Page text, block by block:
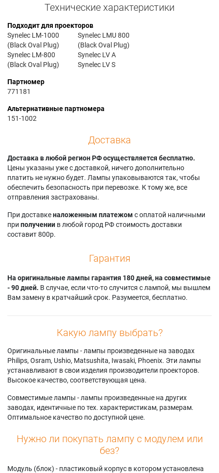
Технические характеристики
Подходит для проекторов
Synelec LM-1000
(Black Oval Plug)
Synelec LM-800
(Black Oval Plug)
Synelec LMU 800
(Black Oval Plug)
Synelec LV A
Synelec LV S
Партномер
771181
Альтернативные партномера
151-1002
Доставка
Доставка в любой регион РФ осуществляется бесплатно.
Цены указаны уже с доставкой, ничего дополнительно
платить не нужно будет. Лампы упаковываются так, чтобы
обеспечить безопасность при перевозке. К тому же, все
отправления застрахованы.
При доставкеналоженным платежом с оплатой наличными
при получении в любой город РФ стоимость доставки
составит 800р.
Гарантия
На оригинальные лампы гарантия 180 дней, на совместимые
- 90 дней. В случае, если что-то случится с лампой, мы вышлем
Вам замену в кратчайший срок. Разумеется, бесплатно.
Какую лампу выбрать?
Оригинальные лампы - лампы произведенные на заводах
Philips, Osram, Ushio, Matsushita, Iwasaki, Phoenix. Эти лампы
устанавливают в свои изделия производители проекторов.
Высокое качество, соответствующая цена.
Совместимые лампы - лампы произведенные на других
заводах, идентичные по тех. характеристикам, размерам.
Оптимальное качество по доступной цене.
Нужно ли покупать лампу с модулем или
без?
Модуль (блок) - пластиковый корпус в котором установлена